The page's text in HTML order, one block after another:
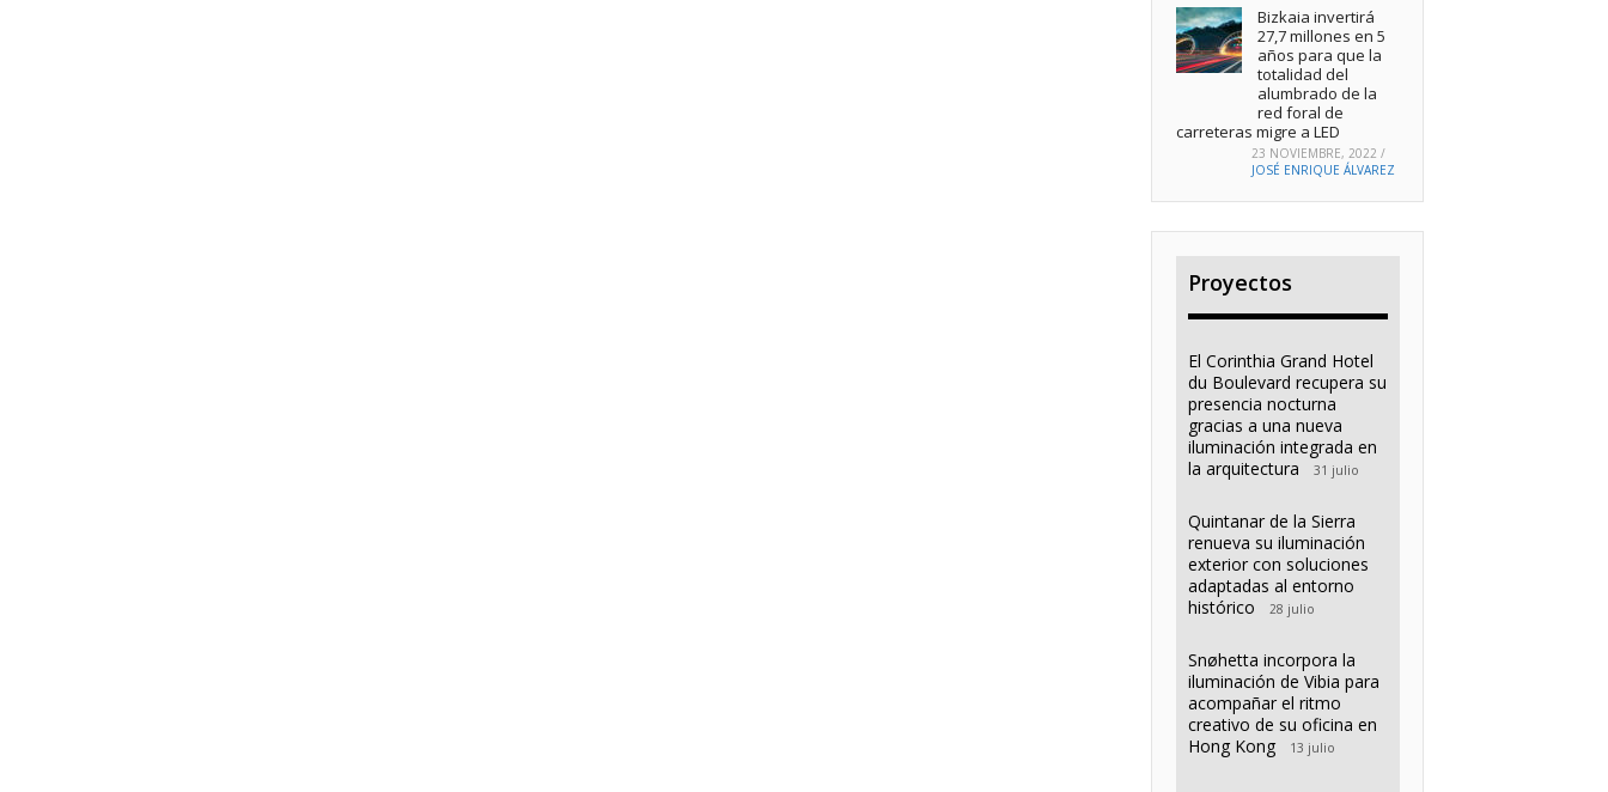
Bizkaia invertirá
27,7 millones en 5
años para que la
totalidad del
alumbrado de la
red foral de
carreteras migre a LED
23 NOVIEMBRE, 2022 /
JOSÉ ENRIQUE ÁLVAREZ
Proyectos
El Corinthia Grand Hotel
du Boulevard recupera su
presencia nocturna
gracias a una nueva
iluminación integrada en
la arquitectura
31 julio
Quintanar de la Sierra
renueva su iluminación
exterior con soluciones
adaptadas al entorno
histórico
28 julio
Snøhetta incorpora la
iluminación de Vibia para
acompañar el ritmo
creativo de su oficina en
Hong Kong
13 julio